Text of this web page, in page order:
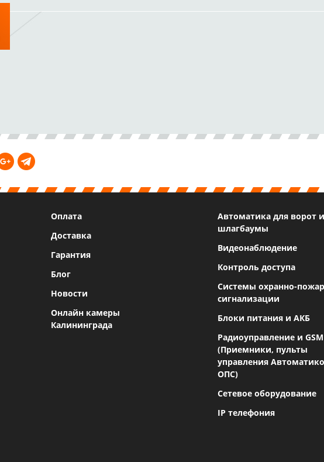
Оплата
Доставка
Гарантия
Блог
Новости
Онлайн камеры
Калининграда
Автоматика для ворот и
шлагбаумы
Видеонаблюдение
Контроль доступа
Системы охранно-
сигнализации
Блоки питания и АКБ
Радиоуправление и GSM
(Приемники, пульты
управления
ОПС)
Сетевое оборудование
IP телефония